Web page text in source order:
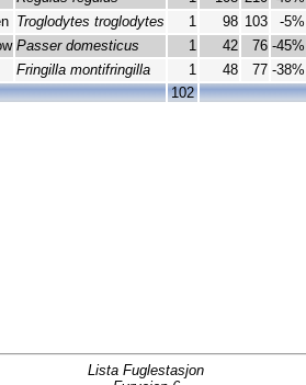
Troglodytes troglodytes 1 98 103 -5%
Passer domesticus 1 42 76 -45%
Fringilla montifringilla 1 48 77 -38%
102
Lista Fuglestasjon